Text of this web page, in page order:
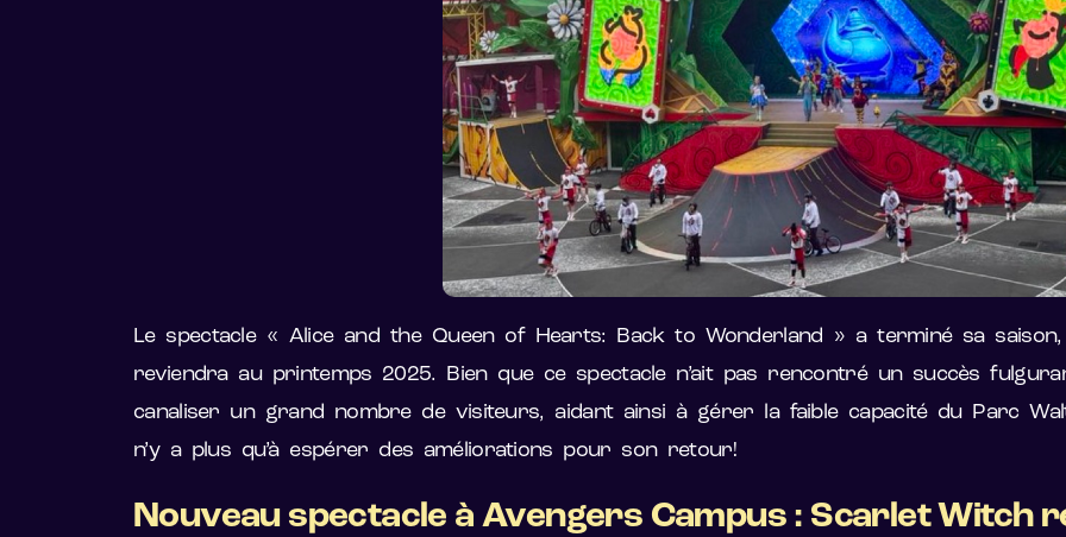
Le spectacle « Alice and the Queen of Hearts: Back to Wonderland » a terminé sa
reviendra au printemps 2025. Bien que ce spectacle n’ait pas rencontré un succès
canaliser un grand nombre de visiteurs, aidant ainsi à gérer la faible capacité du Parc
n’y a plus qu’à espérer des améliorations pour son retour!
Nouveau spectacle à Avengers Campus : Scarlet Witch